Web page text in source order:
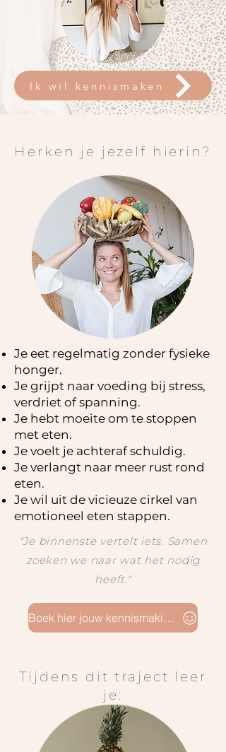
Ik wil kennismaken
Herken je jezelf hierin?
Je eet regelmatig zonder fysieke
honger.
Je grijpt naar voeding bij stress,
verdriet of spanning.
Je hebt moeite om te stoppen
met eten.
Je voelt je achteraf schuldig.
Je verlangt naar meer rust rond
eten.
Je wil uit de vicieuze cirkel van
emotioneel eten stappen.
"Je binnenste vertelt iets. Samen
zoeken we naar wat het nodig
heeft."
Boek hier jouw kennismakingsgesprek
Tijdens dit traject leer
je: